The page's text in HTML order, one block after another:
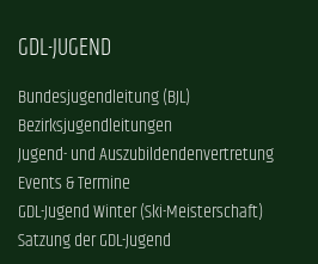
GDL-JUGEND
Bundesjugendleitung (BJL)
Bezirksjugendleitungen
Jugend- und Auszubildendenvertretung
Events & Termine
GDL-Jugend Winter (Ski-Meisterschaft)
Satzung der GDL-Jugend